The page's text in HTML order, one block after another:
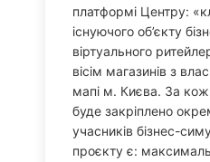
платформі Центру:
існуючого об’єкту
віртуального
вісім магазинів з
мапі м. Києва. За
буде закріплено
учасників бізнес-
проєкту є: